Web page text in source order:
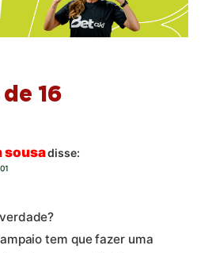
16
sousadisse:
tem que fazer uma